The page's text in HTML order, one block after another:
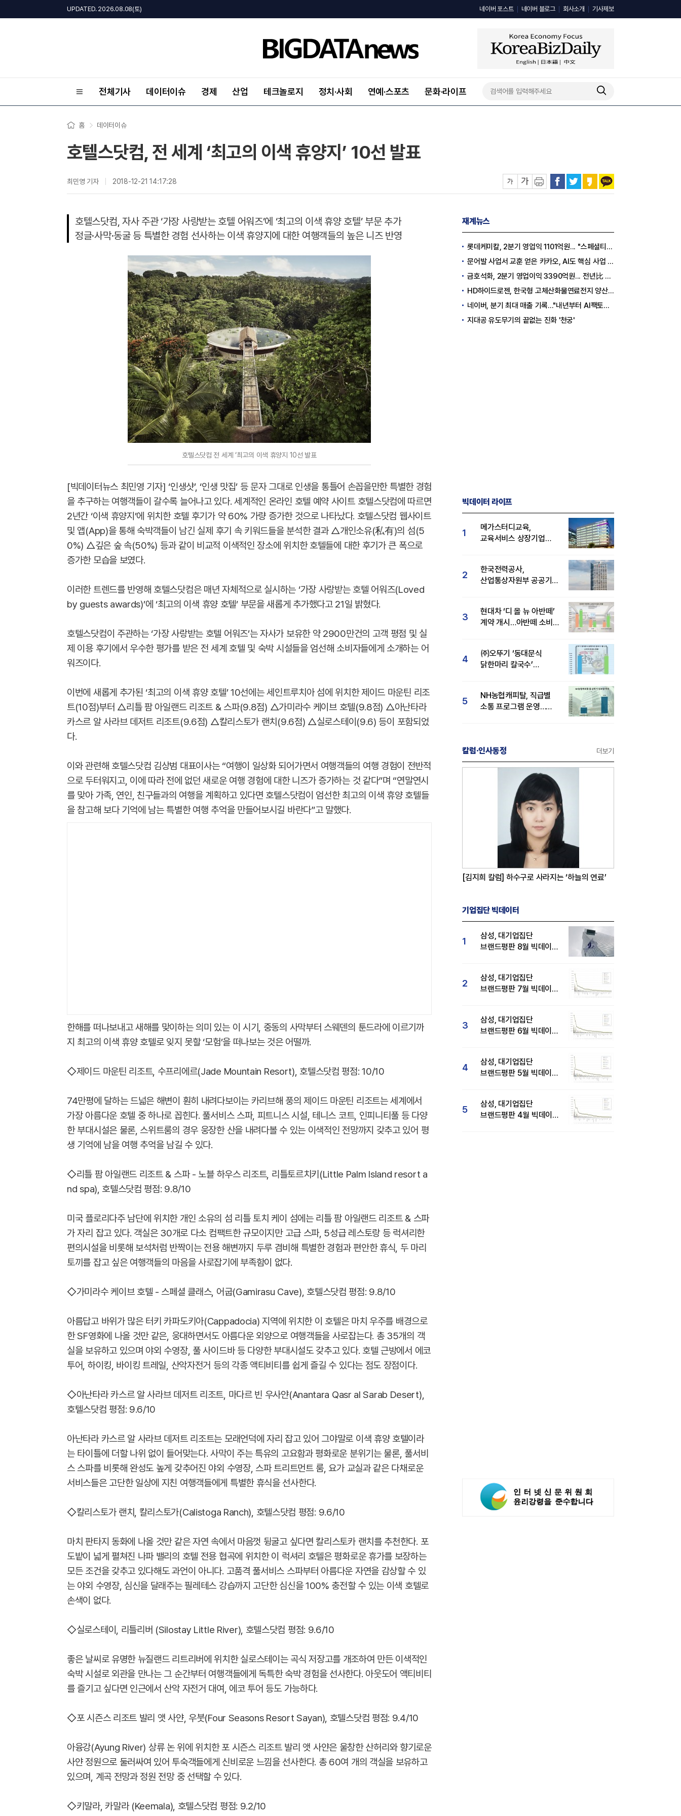
UPDATED. 2026.08.08(토) 네이버 포스트 네이버 블로그 회사소개 기사제보
전체기사 데이터이슈 경제 산업 테크놀로지 정치·사회 연예·스포츠 문화·라이프
홈 데이터이슈
호텔스닷컴, 전 세계 ‘최고의 이색 휴양지’ 10선 발표
최민영 기자 2018-12-21 14:17:28
호텔스닷컴, 자사 주관 ‘가장 사랑받는 호텔 어워즈’에 ‘최고의 이색 휴양 호텔’ 부문 추가
정글·사막·동굴 등 특별한 경험 선사하는 이색 휴양지에 대한 여행객들의 높은 니즈 반영
호텔스닷컴 전 세계 ‘최고의 이색 휴양지 10선 발표
[빅데이터뉴스 최민영 기자] ‘인생샷’, ‘인생 맛집’ 등 문자 그대로 인생을 통틀어 손꼽을만한 특별한 경험
을 추구하는 여행객들이 갈수록 늘어나고 있다. 세계적인 온라인 호텔 예약 사이트 호텔스닷컴에 따르면
2년간 ‘이색 휴양지’에 위치한 호텔 후기가 약 60% 가량 증가한 것으로 나타났다. 호텔스닷컴 웹사이트
및 앱(App)을 통해 숙박객들이 남긴 실제 후기 속 키워드들을 분석한 결과 △개인소유(私有)의 섬(5
0%) △깊은 숲 속(50%) 등과 같이 비교적 이색적인 장소에 위치한 호텔들에 대한 후기가 큰 폭으로
증가한 모습을 보였다.
이러한 트렌드를 반영해 호텔스닷컴은 매년 자체적으로 실시하는 ‘가장 사랑받는 호텔 어워즈(Loved
by guests awards)’에 ‘최고의 이색 휴양 호텔’ 부문을 새롭게 추가했다고 21일 밝혔다.
호텔스닷컴이 주관하는 ‘가장 사랑받는 호텔 어워즈’는 자사가 보유한 약 2900만건의 고객 평점 및 실
제 이용 후기에서 우수한 평가를 받은 전 세계 호텔 및 숙박 시설들을 엄선해 소비자들에게 소개하는 어
워즈이다.
이번에 새롭게 추가된 ‘최고의 이색 휴양 호텔’ 10선에는 세인트루치아 섬에 위치한 제이드 마운틴 리조
트(10점)부터 △리틀 팜 아일랜드 리조트 & 스파(9.8점) △가미라수 케이브 호텔(9.8점) △아난타라
카스르 알 사라브 데저트 리조트(9.6점) △칼리스토가 랜치(9.6점) △실로스테이(9.6) 등이 포함되었
다.
이와 관련해 호텔스닷컴 김상범 대표이사는 “여행이 일상화 되어가면서 여행객들의 여행 경험이 전반적
으로 두터워지고, 이에 따라 전에 없던 새로운 여행 경험에 대한 니즈가 증가하는 것 같다”며 “연말연시
를 맞아 가족, 연인, 친구들과의 여행을 계획하고 있다면 호텔스닷컴이 엄선한 최고의 이색 휴양 호텔들
을 참고해 보다 기억에 남는 특별한 여행 추억을 만들어보시길 바란다”고 말했다.
한해를 떠나보내고 새해를 맞이하는 의미 있는 이 시기, 중동의 사막부터 스웨덴의 툰드라에 이르기까
지 최고의 이색 휴양 호텔로 잊지 못할 ‘모험’을 떠나보는 것은 어떨까.
◇제이드 마운틴 리조트, 수프리에르(Jade Mountain Resort), 호텔스닷컴 평점: 10/10
74만평에 달하는 드넓은 해변이 훤히 내려다보이는 카리브해 풍의 제이드 마운틴 리조트는 세계에서
가장 아름다운 호텔 중 하나로 꼽힌다. 풀서비스 스파, 피트니스 시설, 테니스 코트, 인피니티풀 등 다양
한 부대시설은 물론, 스위트룸의 경우 웅장한 산을 내려다볼 수 있는 이색적인 전망까지 갖추고 있어 평
생 기억에 남을 여행 추억을 남길 수 있다.
◇리틀 팜 아일랜드 리조트 & 스파 - 노블 하우스 리조트, 리틀토르치키(Little Palm Island resort a
nd spa), 호텔스닷컴 평점: 9.8/10
미국 플로리다주 남단에 위치한 개인 소유의 섬 리틀 토치 케이 섬에는 리틀 팜 아일랜드 리조트 & 스파
가 자리 잡고 있다. 객실은 30개로 다소 컴팩트한 규모이지만 고급 스파, 5성급 레스토랑 등 럭셔리한
편의시설을 비롯해 보석처럼 반짝이는 전용 해변까지 두루 겸비해 특별한 경험과 편안한 휴식, 두 마리
토끼를 잡고 싶은 여행객들의 마음을 사로잡기에 부족함이 없다.
◇가미라수 케이브 호텔 - 스페셜 클래스, 어굽(Gamirasu Cave), 호텔스닷컴 평점: 9.8/10
아름답고 바위가 많은 터키 카파도키아(Cappadocia) 지역에 위치한 이 호텔은 마치 우주를 배경으로
한 SF영화에 나올 것만 같은, 웅대하면서도 아름다운 외양으로 여행객들을 사로잡는다. 총 35개의 객
실을 보유하고 있으며 야외 수영장, 풀 사이드바 등 다양한 부대시설도 갖추고 있다. 호텔 근방에서 에코
투어, 하이킹, 바이킹 트레일, 산악자전거 등의 각종 액티비티를 쉽게 즐길 수 있다는 점도 장점이다.
◇아난타라 카스르 알 사라브 데저트 리조트, 마다르 빈 우사얀(Anantara Qasr al Sarab Desert),
호텔스닷컴 평점: 9.6/10
아난타라 카스르 알 사라브 데저트 리조트는 모래언덕에 자리 잡고 있어 그야말로 이색 휴양 호텔이라
는 타이틀에 더할 나위 없이 들어맞는다. 사막이 주는 특유의 고요함과 평화로운 분위기는 물론, 풀서비
스 스파를 비롯해 완성도 높게 갖추어진 야외 수영장, 스파 트리트먼트 룸, 요가 교실과 같은 다채로운
서비스들은 고단한 일상에 지친 여행객들에게 특별한 휴식을 선사한다.
◇칼리스토가 랜치, 칼리스토가(Calistoga Ranch), 호텔스닷컴 평점: 9.6/10
마치 판타지 동화에 나올 것만 같은 자연 속에서 마음껏 뒹굴고 싶다면 칼리스토카 랜치를 추천한다. 포
도밭이 넓게 펼쳐진 나파 밸리의 호텔 전용 협곡에 위치한 이 럭셔리 호텔은 평화로운 휴가를 보장하는
모든 조건을 갖추고 있다해도 과언이 아니다. 고품격 풀서비스 스파부터 아름다운 자연을 감상할 수 있
는 야외 수영장, 심신을 달래주는 필레테스 강습까지 고단한 심신을 100% 충전할 수 있는 이색 호텔로
손색이 없다.
◇실로스테이, 리틀리버 (Silostay Little River), 호텔스닷컴 평점: 9.6/10
좋은 날씨로 유명한 뉴질랜드 리트리버에 위치한 실로스테이는 곡식 저장고를 개조하여 만든 이색적인
숙박 시설로 외관을 만나는 그 순간부터 여행객들에게 독특한 숙박 경험을 선사한다. 아웃도어 액티비티
를 즐기고 싶다면 인근에서 산악 자전거 대여, 에코 투어 등도 가능하다.
◇포 시즌스 리조트 발리 앳 사얀, 우붓(Four Seasons Resort Sayan), 호텔스닷컴 평점: 9.4/10
아융강(Ayung River) 상류 논 위에 위치한 포 시즌스 리조트 발리 앳 사얀은 울창한 산허리와 향기로운
사얀 정원으로 둘러싸여 있어 투숙객들에게 신비로운 느낌을 선사한다. 총 60여 개의 객실을 보유하고
있으며, 계곡 전망과 정원 전망 중 선택할 수 있다.
◇키말라, 카말라 (Keemala), 호텔스닷컴 평점: 9.2/10
재계뉴스
롯데케미칼, 2분기 영업익 1101억원... "스페셜티 전환 가속"
문어발 사업서 교훈 얻은 카카오, AI도 핵심 사업 '선택과 집중'
금호석화, 2분기 영업이익 3390억원... 전년比 419% 급증
HD하이드로젠, 한국형 고체산화물연료전지 양산체계 구축
네이버, 분기 최대 매출 기록..."내년부터 AI팩토리 수익 날 것"
지대공 유도무기의 끝없는 진화 '천궁'
빅데이터 라이프
1
메가스터디교육,
교육서비스 상장기업
2
한국전력공사,
산업통상자원부 공공기관
3
현대차 ‘디 올 뉴 아반떼’
계약 개시…아반떼 소비자
4
㈜오뚜기 ‘동대문식
닭한마리 칼국수’
5
NH농협캐피탈, 직급별
소통 프로그램 운영…
칼럼·인사동정 더보기
[김지희 칼럼] 하수구로 사라지는 ‘하늘의 연료’
기업집단 빅데이터
1
삼성, 대기업집단
브랜드평판 8월 빅데이터
2
삼성, 대기업집단
브랜드평판 7월 빅데이터
3
삼성, 대기업집단
브랜드평판 6월 빅데이터
4
삼성, 대기업집단
브랜드평판 5월 빅데이터
5
삼성, 대기업집단
브랜드평판 4월 빅데이터